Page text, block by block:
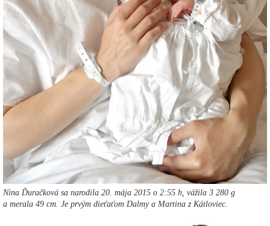
Nina Ďuračková sa narodila 20. mája 2015 o 2:55 h, vážila 3 280 g
a merala 49 cm. Je prvým dieťaťom Dalmy a Martina z Kátloviec.